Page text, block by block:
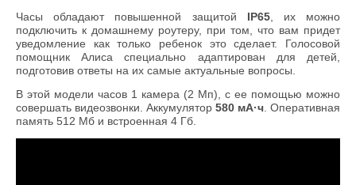
Часы обладают повышенной защитой IP65, их можно
подключить к домашнему роутеру, при том, что вам придет
уведомление как только ребенок это сделает. Голосовой
помощник Алиса специально адаптирован для детей,
подготовив ответы на их самые актуальные вопросы.
В этой модели часов 1 камера (2 Мп), с ее помощью можно
совершать видеозвонки. Аккумулятор 580 мА·ч . Оперативная
память 512 Мб и встроенная 4 Гб.